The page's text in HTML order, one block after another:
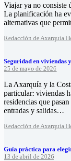
Viajar ya no consiste
La planificación ha
alternativas que
Redacción de Axarquía
Seguridad en viviendas
25 de mayo de 2026
La Axarquía y la
particular: viviendas
residencias que
entradas y salidas…
Redacción de Axarquía
Guía práctica para
13 de abril de 2026